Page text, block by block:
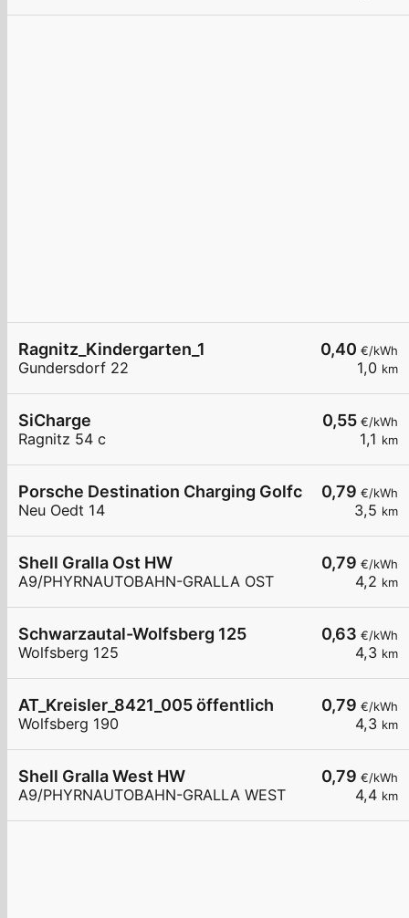
0,40 €/kWh
1,0 km
Ragnitz_Kindergarten_1
Gundersdorf 22
0,55 €/kWh
1,1 km
SiCharge
Ragnitz 54 c
0,79 €/kWh
3,5 km
Porsche Destination Charging Golfclub Gut
Neu Oedt 14
0,79 €/kWh
4,2 km
Shell Gralla Ost HW
A9/PHYRNAUTOBAHN-GRALLA OST
0,63 €/kWh
4,3 km
Schwarzautal-Wolfsberg 125
Wolfsberg 125
0,79 €/kWh
4,3 km
AT_Kreisler_8421_005 öffentlich
Wolfsberg 190
0,79 €/kWh
4,4 km
Shell Gralla West HW
A9/PHYRNAUTOBAHN-GRALLA WEST